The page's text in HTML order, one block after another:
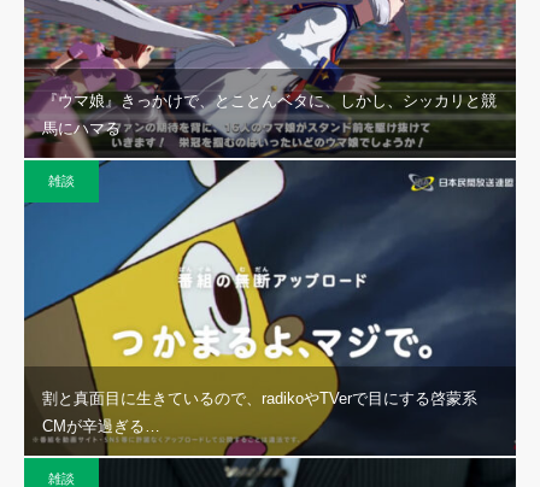
『ウマ娘』きっかけで、とことんベタに、しかし、シッカリと競
馬にハマる
雑談
割と真面目に生きているので、radikoやTVerで目にする啓蒙系
CMが辛過ぎる…
雑談